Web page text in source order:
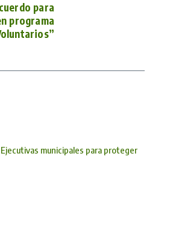
para
programa
municipales para proteger